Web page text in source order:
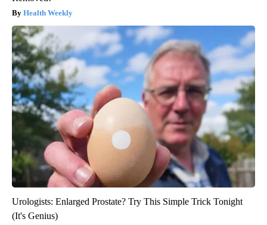
Health Weekly
Urologists: Enlarged Prostate? Try This Simple Trick Tonight
(It's Genius)